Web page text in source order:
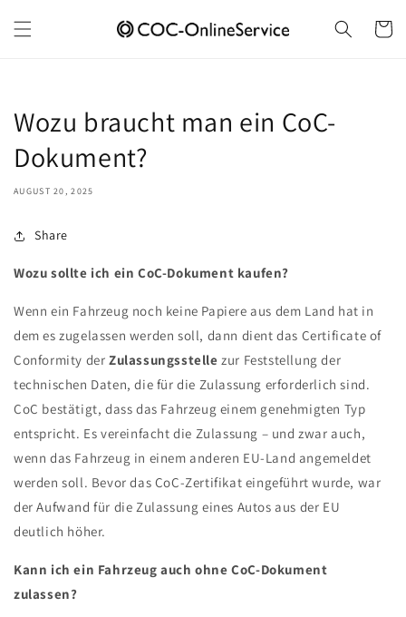
content
Cart
Wozu braucht man ein CoC-
Dokument?
AUGUST 20, 2025
Share
Wozu sollte ich ein CoC-Dokument kaufen?
Wenn ein Fahrzeug noch keine Papiere aus dem Land hat in
dem es zugelassen werden soll, dann dient das Certificate of
Conformity der Zulassungsstelle zur Feststellung der
technischen Daten, die für die Zulassung erforderlich sind.
CoC bestätigt, dass das Fahrzeug einem genehmigten Typ
entspricht. Es vereinfacht die Zulassung – und zwar auch,
wenn das Fahrzeug in einem anderen EU-Land angemeldet
werden soll. Bevor das CoC-Zertifikat eingeführt wurde, war
der Aufwand für die Zulassung eines Autos aus der EU
deutlich höher.
Kann ich ein Fahrzeug auch ohne CoC-Dokument
zulassen?